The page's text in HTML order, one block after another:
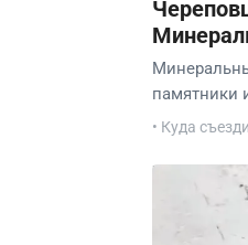
памятники
• Куда